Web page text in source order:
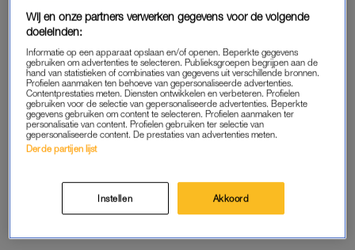
favorieten
LEES OOK
Wij en onze partners verwerken gegevens voor de volgende
doeleinden:
Informatie op een apparaat opslaan en/of openen. Beperkte gegevens
gebruiken om advertenties te selecteren. Publieksgroepen begrijpen aan de
hand van statistieken of combinaties van gegevens uit verschillende bronnen.
Profielen aanmaken ten behoeve van gepersonaliseerde advertenties.
Contentprestaties meten. Diensten ontwikkelen en verbeteren. Profielen
gebruiken voor de selectie van gepersonaliseerde advertenties. Beperkte
gegevens gebruiken om content te selecteren. Profielen aanmaken ter
personalisatie van content. Profielen gebruiken ter selectie van
gepersonaliseerde content. De prestaties van advertenties meten.
Derde partijen lijst
Instellen Akkoord